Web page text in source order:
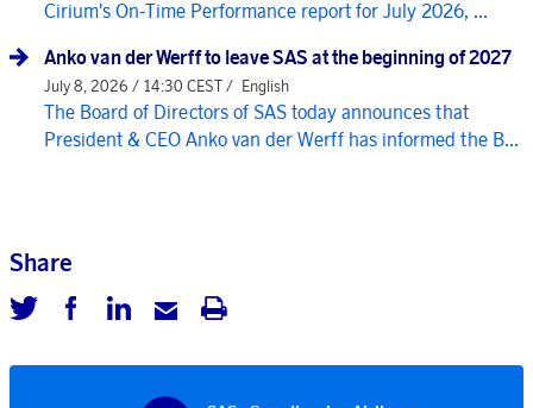
Cirium's On-Time Performance report for July 2026, ...
Anko van der Werff to leave SAS at the beginning of 2027
July 8, 2026 / 14:30 CEST / English
The Board of Directors of SAS today announces that
President & CEO Anko van der Werff has informed the B...
Share